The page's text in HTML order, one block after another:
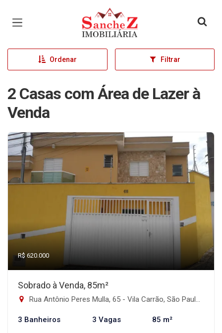
Página inicial
Ordenar Filtrar
2 Casas com Área de Lazer à
Venda
R$ 620.000
Sobrado à Venda, 85m²
Rua Antônio Peres Mulla, 65 - Vila Carrão, São Paulo-SP
3 Banheiros 3 Vagas 85 m²